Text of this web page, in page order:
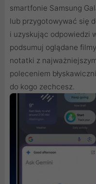
smartfonie Samsung
lub przygotowywać się
i uzyskując odpowiedzi
podsumuj oglądane
notatki z
poleceniem
do kogo zechcesz.